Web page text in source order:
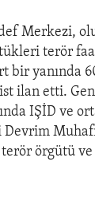
Merkezi,
terör
bir yanında
ilan etti.
IŞİD ve
örgütü ve